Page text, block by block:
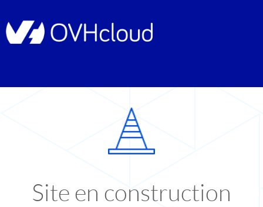
Site en construction